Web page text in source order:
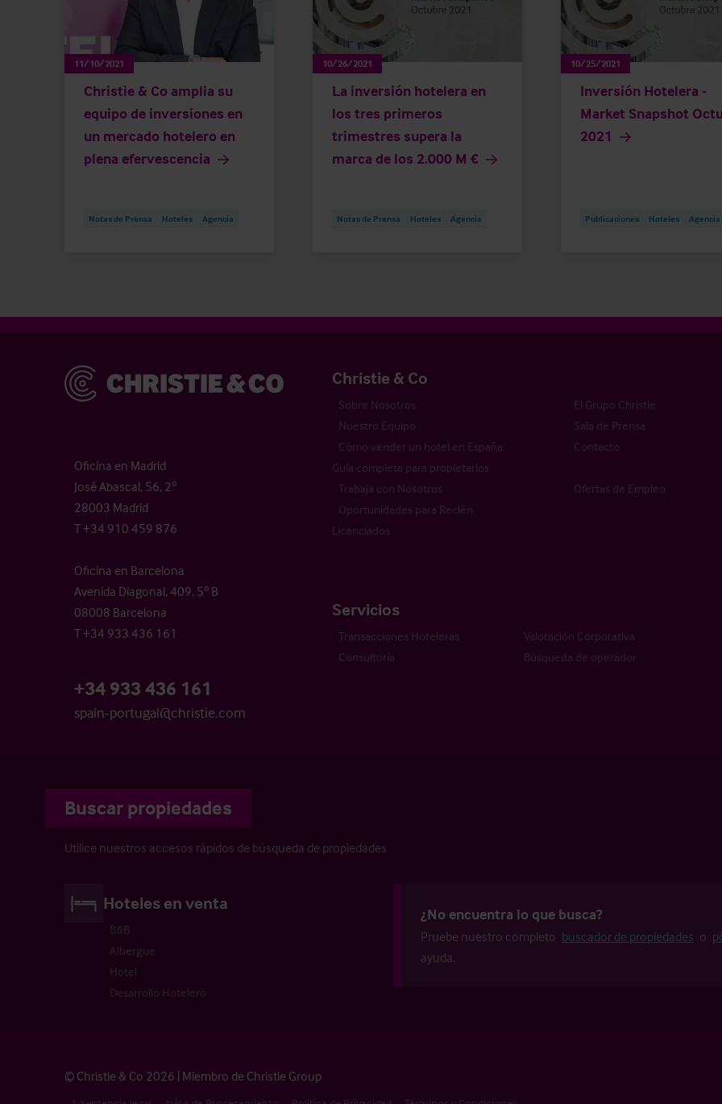
11/10/2021
Christie & Co amplia su
equipo de inversiones en
un mercado hotelero en
plena efervescencia
Notas de Prensa Hoteles Agencia
10/26/2021
La inversión hotelera en
los tres primeros
trimestres supera la
marca de los 2.000 M €
Notas de Prensa Hoteles Agencia
10/25/2021
Inversión Hotelera -
Market Snapshot
2021
Publicaciones Hoteles Agencia
Christie & Co
Oficina en Madrid
José Abascal, 56, 2º
28003 Madrid
T +34 910 459 876
Oficina en Barcelona
Avenida Diagonal, 409, 5º B
08008 Barcelona
T +34 933 436 161
+34 933 436 161
spain-portugal@christie.com
Christie & Co
Sobre Nosotros
El Grupo Christie
Nuestro Equipo
Sala de Prensa
Cómo vender un hotel en España:
Guía completa para propietarios
Contacto
Trabaja con Nosotros
Ofertas de Empleo
Oportunidades para Recién
Licenciados
Servicios
Transacciones Hoteleras
Valoración Corporativa
Consultoría
Búsqueda de operador
Buscar propiedades
Utilice nuestros accesos rápidos de búsqueda de propiedades
Hoteles en venta
B&B
Albergue
Hotel
Desarrollo Hotelero
¿No encuentra lo que busca?
Pruebe nuestro completo buscador de propiedades o
ayuda.
© Christie & Co 2026 | Miembro de Christie Group